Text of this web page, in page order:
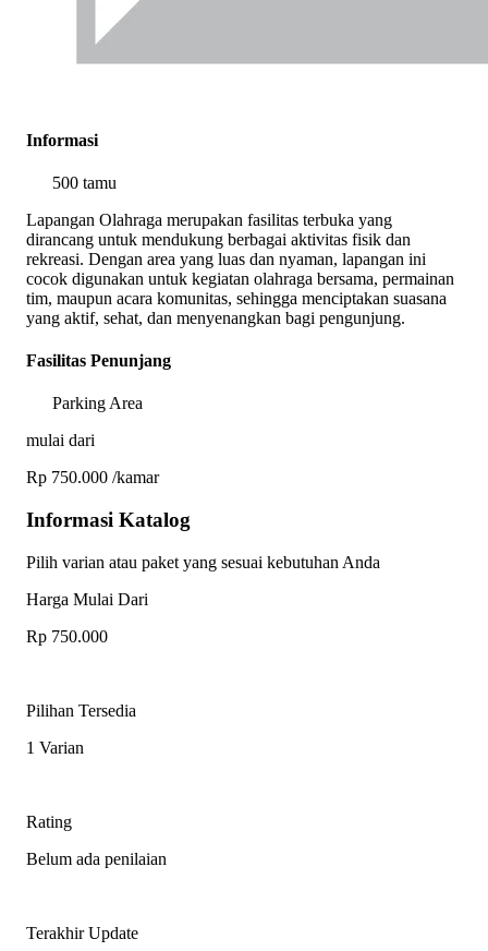
Informasi
500 tamu
Lapangan Olahraga merupakan fasilitas terbuka yang
dirancang untuk mendukung berbagai aktivitas fisik dan
rekreasi. Dengan area yang luas dan nyaman, lapangan ini
cocok digunakan untuk kegiatan olahraga bersama, permainan
tim, maupun acara komunitas, sehingga menciptakan suasana
yang aktif, sehat, dan menyenangkan bagi pengunjung.
Fasilitas Penunjang
Parking Area
mulai dari
Rp 750.000 /kamar
Informasi Katalog
Pilih varian atau paket yang sesuai kebutuhan Anda
Harga Mulai Dari
Rp 750.000
Pilihan Tersedia
1 Varian
Rating
Belum ada penilaian
Terakhir Update